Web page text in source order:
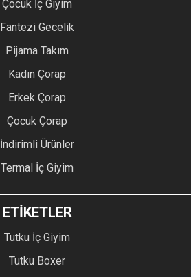
Çocuk İç Giyim
Fantezi Gecelik
Pijama Takım
Kadın Çorap
Erkek Çorap
Çocuk Çorap
İndirimli Ürünler
Termal İç Giyim
ETİKETLER
Tutku İç Giyim
Tutku Boxer